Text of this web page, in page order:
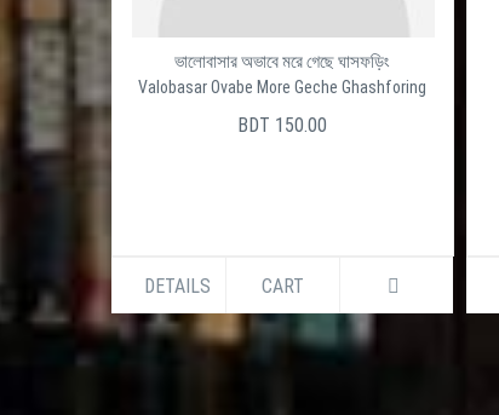
ভালোবাসার অভাবে মরে গেছে ঘাসফড়িং
Valobasar Ovabe More Geche Ghashforing
BDT 150.00
DETAILS CART